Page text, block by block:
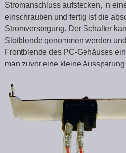
Stromanschluss aufstecken, in
einschrauben und fertig ist die
Stromversorgung. Der Schalter
Slotblende genommen werden
Frontblende des PC-Gehäuses
man zuvor eine kleine Aussparung